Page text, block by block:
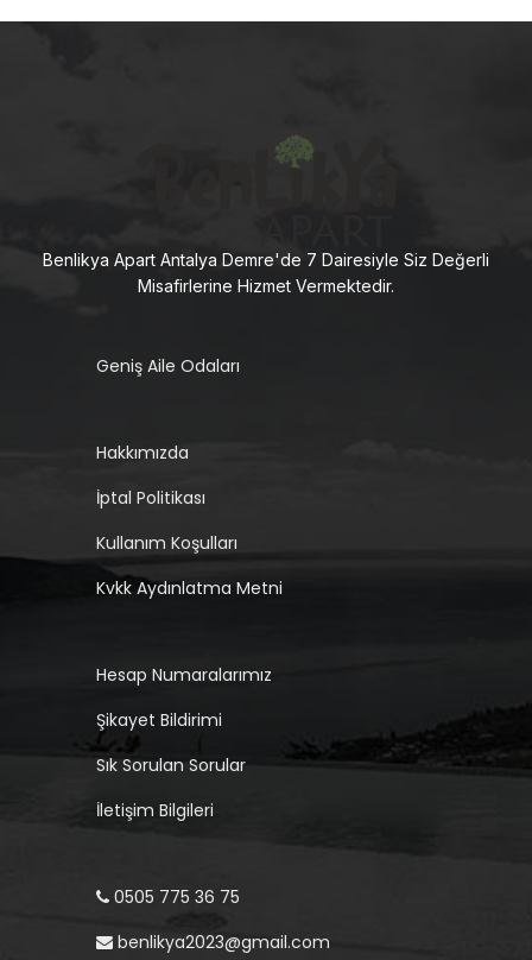
Benlikya Apart Antalya Demre'de 7 Dairesiyle Siz Değerli
Misafirlerine Hizmet Vermektedir.
Geniş Aile Odaları
Hakkımızda
İptal Politikası
Kullanım Koşulları
Kvkk Aydınlatma Metni
Hesap Numaralarımız
Şikayet Bildirimi
Sık Sorulan Sorular
İletişim Bilgileri
0505 775 36 75
benlikya2023@gmail.com